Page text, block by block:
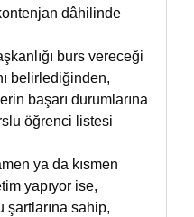
dâhilinde
burs vereceği
belirlediğinden,
başarı durumlarına
öğrenci listesi
ya da kısmen
yapıyor ise,
sahip,